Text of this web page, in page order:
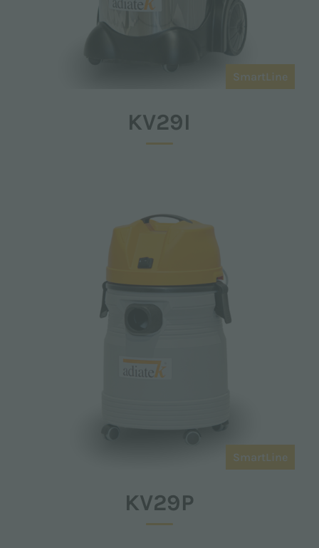
SmartLine
KV29I
SmartLine
KV29P